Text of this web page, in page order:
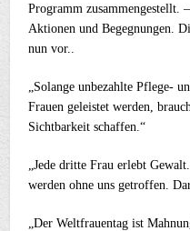
Programm zusammengestellt.
Aktionen und Begegnungen.
nun vor..
„Solange unbezahlte Pflege-
Frauen geleistet werden,
Sichtbarkeit schaffen.“
„Jede dritte Frau erlebt
werden ohne uns getroffen.
„Der Weltfrauentag ist